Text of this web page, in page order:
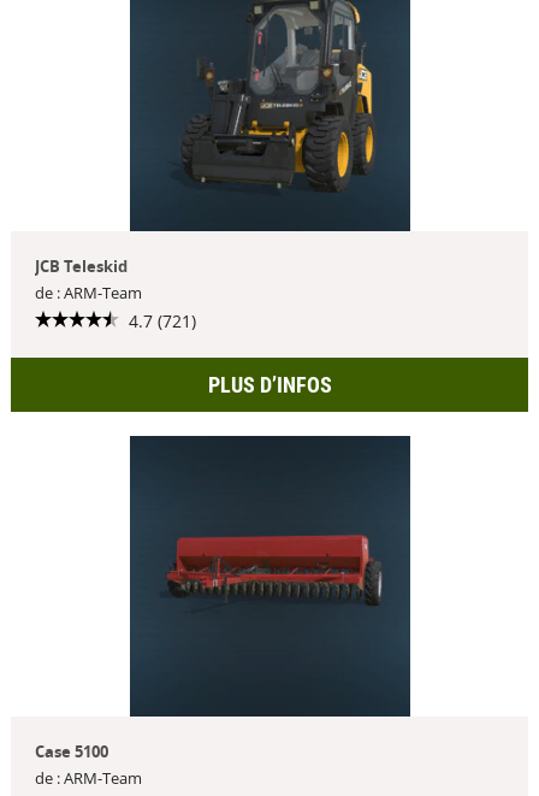
JCB Teleskid
de : ARM-Team
4.7 (721)
PLUS D’INFOS
Case 5100
de : ARM-Team